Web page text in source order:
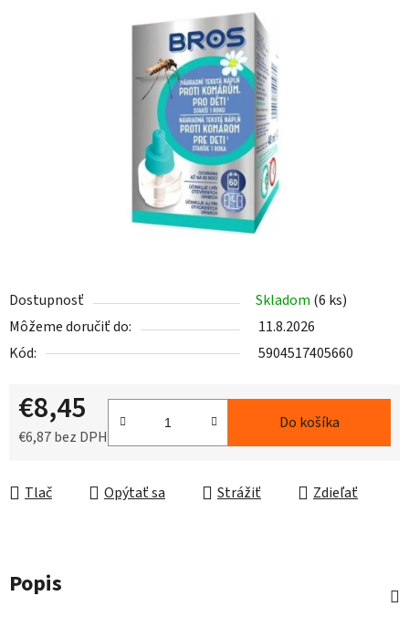
Dostupnosť Skladom (6 ks)
Môžeme doručiť do:
11.8.2026
Kód:
5904517405660
€8,45
€6,87 bez DPH
Do košíka
Tlač Opýtať sa Strážiť Zdieľať
Popis